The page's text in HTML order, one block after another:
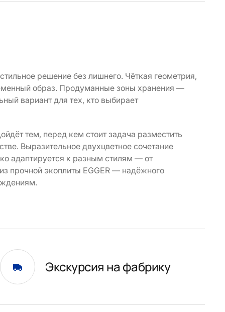
решение без лишнего. Чёткая геометрия,
образ. Продуманные зоны хранения —
вариант для тех, кто выбирает
тем, перед кем стоит задача разместить
Выразительное двухцветное сочетание
адаптируется к разным стилям — от
прочной экоплиты EGGER — надёжного
Экскурсия на фабрику